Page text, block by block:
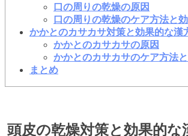
口の周りの乾燥の原因
口の周りの乾燥のケア方法と
かかとのカサカサ対策と効果的な漢
かかとのカサカサの原因
かかとのカサカサのケア方法
まとめ
頭皮の乾燥対策と効果的な